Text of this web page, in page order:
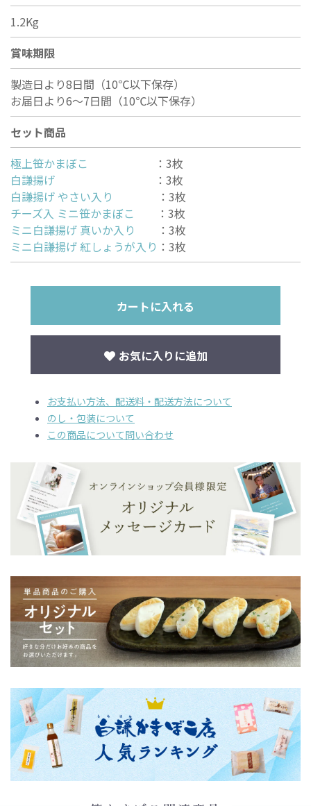
1.2Kg
賞味期限
製造日より8日間（10℃以下保存）
お届日より6〜7日間（10℃以下保存）
セット商品
極上笹かまぼこ
：3枚
白謙揚げ
：3枚
白謙揚げ やさい入り
：3枚
チーズ入 ミニ笹かまぼこ
：3枚
ミニ白謙揚げ 真いか入り
：3枚
ミニ白謙揚げ 紅しょうが入り ：3枚
カートに入れる
お気に入りに追加
お支払い方法、配送料・配送方法について
のし・包装について
この商品について問い合わせ